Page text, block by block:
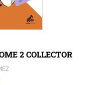
2 COLLECTOR